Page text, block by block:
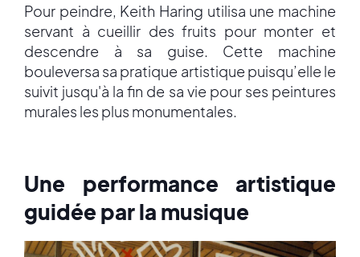
Pour peindre, Keith Haring utilisa une machine
servant à cueillir des fruits pour monter et
descendre à sa guise. Cette machine
bouleversa sa pratique artistique puisqu’elle le
suivit jusqu'à la fin de sa vie pour ses peintures
murales les plus monumentales.
Une performance artistique
guidée par la musique